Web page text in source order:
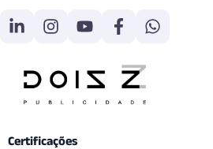
Certificações